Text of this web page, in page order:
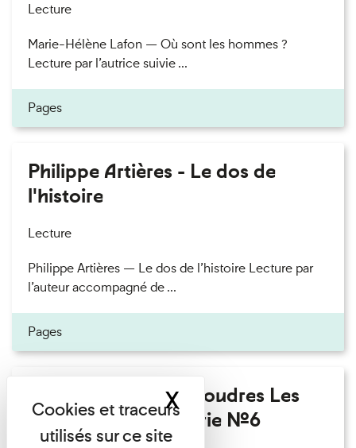
Lecture
Marie-Hélène Lafon — Où sont les hommes ?
Lecture par l’autrice suivie ...
Pages
Philippe Artières - Le dos de
l'histoire
Lecture
Philippe Artières — Le dos de l’histoire Lecture par
l’auteur accompagné de ...
Pages
Fanny Taillandier - Foudres Les
Invités de l’Imprimerie n°6
XMasquer le